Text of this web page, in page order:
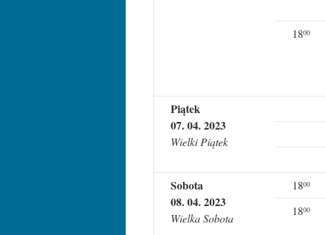
1800
Piątek
07. 04. 2023
Wielki Piątek
Sobota
08. 04. 2023
Wielka Sobota
1800
1800